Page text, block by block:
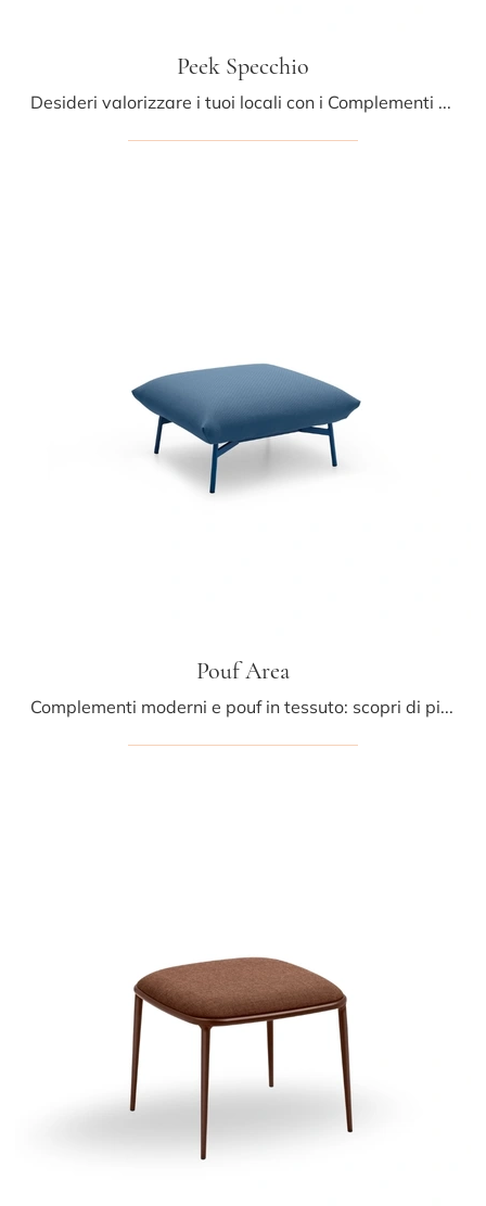
Peek Specchio
Desideri valorizzare i tuoi locali con i Complementi Midj? Ti presentiamo molteplici modelli di specchi senza cornice come Peek Specchio.
Pouf Area
Complementi moderni e pouf in tessuto: scopri di più sul modello Pouf Area di Midj e potrai valorizzare i tuoi locali.